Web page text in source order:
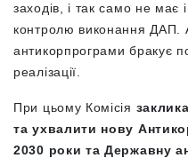
заходів, і так само не має
контролю виконання ДАП.
антикорпрограми бракує
реалізації.
При цьому Комісія
та ухвалити нову
2030 роки та Державну